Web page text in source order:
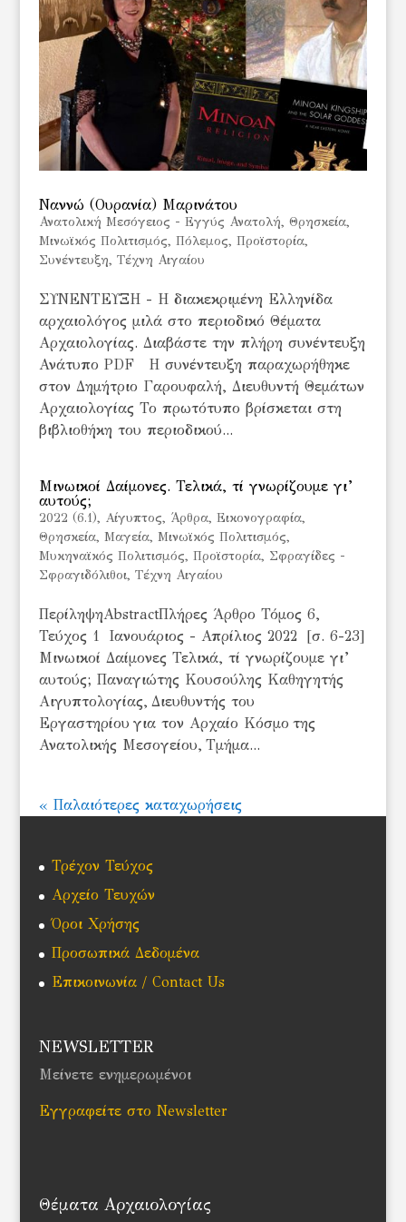
Ναννώ (Ουρανία) Μαρινάτου
Ανατολική Μεσόγειος - Εγγύς Ανατολή, Θρησκεία,
Μινωϊκός Πολιτισμός, Πόλεμος, Προϊστορία,
Συνέντευξη, Τέχνη Αιγαίου
ΣΥΝΕΝΤΕΥΞΗ - Η διακεκριμένη Ελληνίδα
αρχαιολόγος μιλά στο περιοδικό Θέματα
Αρχαιολογίας. Διαβάστε την πλήρη συνέντευξη
Ανάτυπο PDF Η συνέντευξη παραχωρήθηκε
στον Δημήτριο Γαρουφαλή, Διευθυντή Θεμάτων
Αρχαιολογίας Το πρωτότυπο βρίσκεται στη
βιβλιοθήκη του περιοδικού...
Μινωικοί Δαίμονες. Τελικά, τί γνωρίζουμε γι’
αυτούς;
2022 (6.1), Aίγυπτος, Άρθρα, Εικονογραφία,
Θρησκεία, Μαγεία, Μινωϊκός Πολιτισμός,
Μυκηναϊκός Πολιτισμός, Προϊστορία, Σφραγίδες -
Σφραγιδόλιθοι, Τέχνη Αιγαίου
ΠερίληψηAbstractΠλήρες Άρθρο Τόμος 6,
Τεύχος 1 Ιανουάριος - Απρίλιος 2022 [σ. 6-23]
Μινωικοί Δαίμονες Τελικά, τί γνωρίζουμε γι’
αυτούς; Παναγιώτης Κουσούλης Καθηγητής
Αιγυπτολογίας, Διευθυντής του
Εργαστηρίου για τον Αρχαίο Κόσμο της
Ανατολικής Μεσογείου, Τμήμα...
« Παλαιότερες καταχωρήσεις
Τρέχον Τεύχος
Αρχείο Τευχών
Όροι Χρήσης
Προσωπικά Δεδομένα
Επικοινωνία / Contact Us
NEWSLETTER
Μείνετε ενημερωμένοι
Εγγραφείτε στο Newsletter
Θέματα Αρχαιολογίας